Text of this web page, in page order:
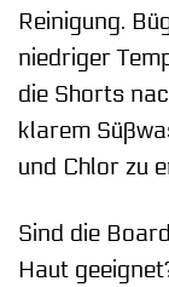
Reinigung.
niedriger
die Shorts
klarem
und Chlor zu
Sind die
Haut